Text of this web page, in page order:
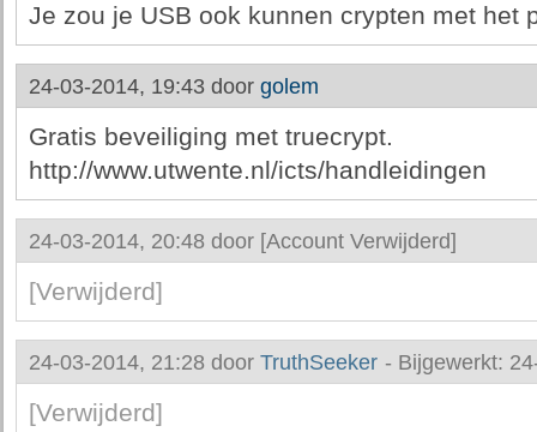
Je zou je USB ook kunnen crypten met het
24-03-2014, 19:43 door golem
Gratis beveiliging met truecrypt.
http://www.utwente.nl/icts/handleidingen
24-03-2014, 20:48 door [Account Verwijderd]
[Verwijderd]
24-03-2014, 21:28 door TruthSeeker - Bijgewerkt:
[Verwijderd]